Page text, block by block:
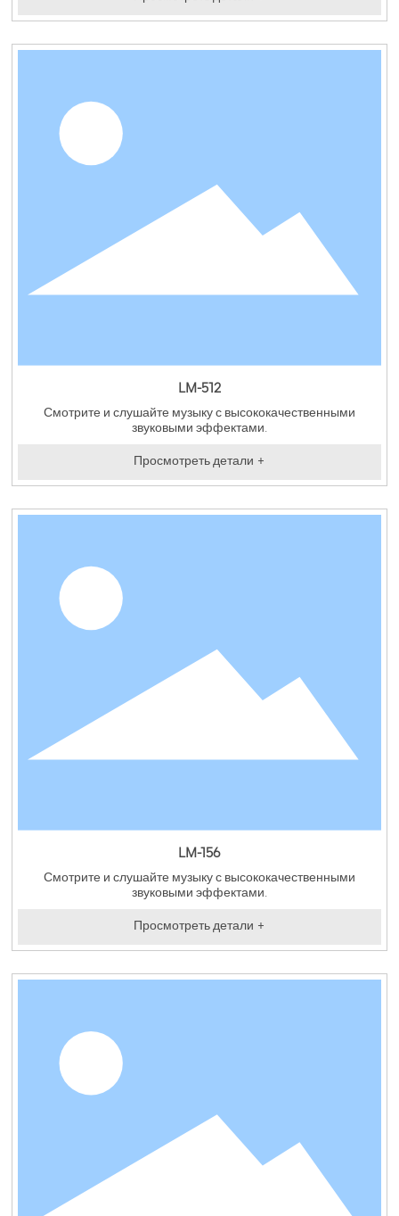
LM-512
Смотрите и слушайте музыку с высококачественными
звуковыми эффектами.
Просмотреть детали +
LM-156
Смотрите и слушайте музыку с высококачественными
звуковыми эффектами.
Просмотреть детали +